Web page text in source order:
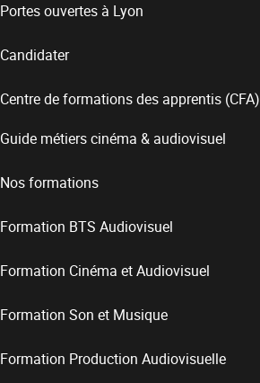
Portes ouvertes à Lyon
Candidater
Centre de formations des apprentis (CFA)
Guide métiers cinéma & audiovisuel
Nos formations
Formation BTS Audiovisuel
Formation Cinéma et Audiovisuel
Formation Son et Musique
Formation Production Audiovisuelle